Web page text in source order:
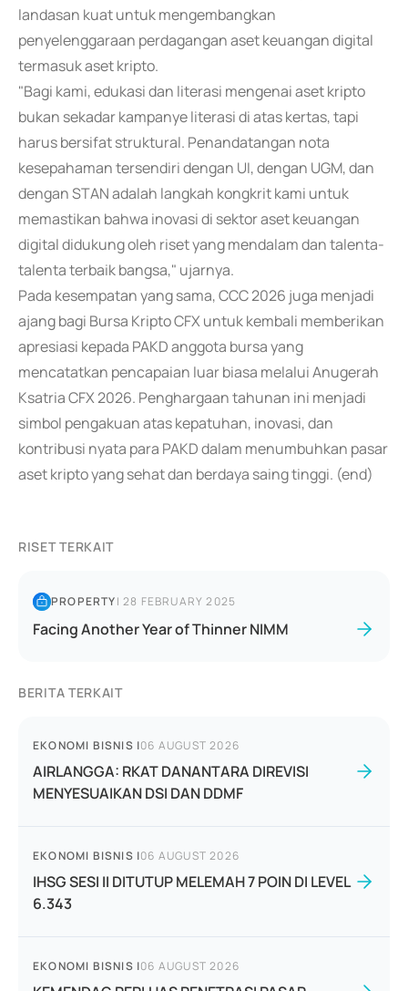
landasan kuat untuk mengembangkan
penyelenggaraan perdagangan aset keuangan digital
termasuk aset kripto.
"Bagi kami, edukasi dan literasi mengenai aset kripto
bukan sekadar kampanye literasi di atas kertas, tapi
harus bersifat struktural. Penandatangan nota
kesepahaman tersendiri dengan UI, dengan UGM, dan
dengan STAN adalah langkah kongkrit kami untuk
memastikan bahwa inovasi di sektor aset keuangan
digital didukung oleh riset yang mendalam dan talenta-
talenta terbaik bangsa," ujarnya.
Pada kesempatan yang sama, CCC 2026 juga menjadi
ajang bagi Bursa Kripto CFX untuk kembali memberikan
apresiasi kepada PAKD anggota bursa yang
mencatatkan pencapaian luar biasa melalui Anugerah
Ksatria CFX 2026. Penghargaan tahunan ini menjadi
simbol pengakuan atas kepatuhan, inovasi, dan
kontribusi nyata para PAKD dalam menumbuhkan pasar
aset kripto yang sehat dan berdaya saing tinggi. (end)
RISET TERKAIT
PROPERTY|28 FEBRUARY 2025
Facing Another Year of Thinner NIMM
BERITA TERKAIT
EKONOMI BISNIS |06 AUGUST 2026
AIRLANGGA: RKAT DANANTARA DIREVISI
MENYESUAIKAN DSI DAN DDMF
EKONOMI BISNIS |06 AUGUST 2026
IHSG SESI II DITUTUP MELEMAH 7 POIN DI LEVEL
6.343
EKONOMI BISNIS |06 AUGUST 2026